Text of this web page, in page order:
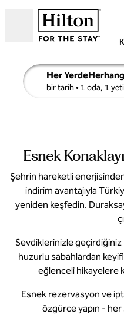
Her
bir tarih• 1 oda, 1
arama ayrıntıları,
Esnek
Şehrin hareketli
indirim avantajıyla
yeniden keşfedin.
Sevdiklerinizle geçirdiğiniz
huzurlu sabahlardan
eğlenceli hikayelere
Esnek rezervasyon ve
özgürce yapın -